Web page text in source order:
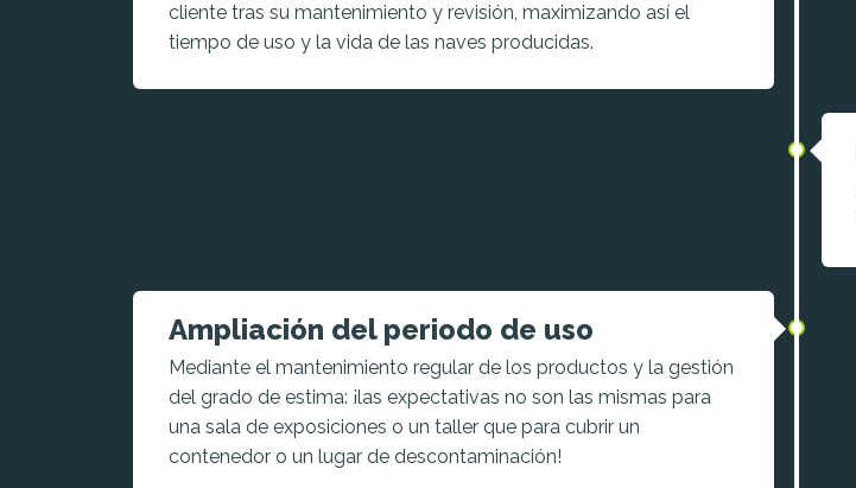
cliente tras su mantenimiento y revisión, maximizando así el
tiempo de uso y la vida de las naves producidas.
Ampliación del periodo de uso
Mediante el mantenimiento regular de los productos y la gestión
del grado de estima: ¡las expectativas no son las mismas para
una sala de exposiciones o un taller que para cubrir un
contenedor o un lugar de descontaminación!